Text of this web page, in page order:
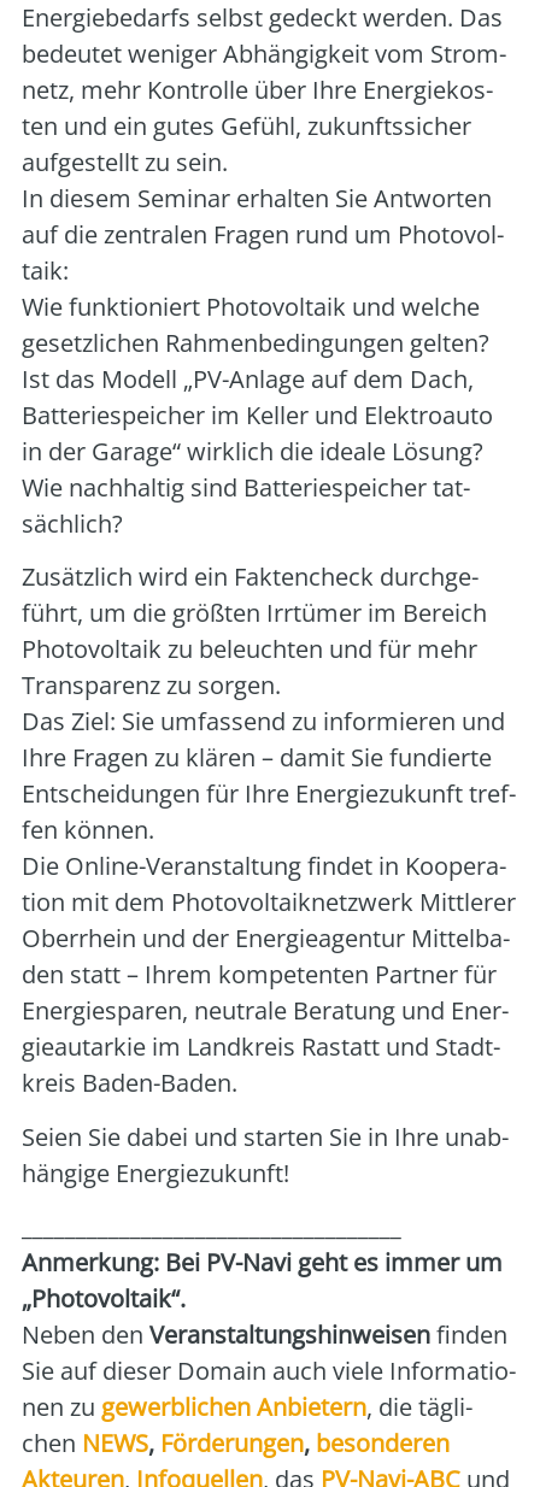
Ener­gie­be­darfs selbst gedeckt wer­den. Das
bedeu­tet weni­ger Abhän­gig­keit vom Strom­
netz, mehr Kon­trol­le über Ihre Ener­gie­kos­
ten und ein gutes Gefühl, zukunfts­si­cher
auf­ge­stellt zu sein.
In die­sem Semi­nar erhal­ten Sie Ant­wor­ten
auf die zen­tra­len Fra­gen rund um Pho­to­vol­
ta­ik:
Wie funk­tio­niert Pho­to­vol­ta­ik und wel­che
gesetz­li­chen Rah­men­be­din­gun­gen gel­ten?
Ist das Modell „PV-Anla­ge auf dem Dach,
Bat­te­rie­spei­cher im Kel­ler und Elek­tro­au­to
in der Gara­ge“ wirk­lich die idea­le Lösung?
Wie nach­hal­tig sind Bat­te­rie­spei­cher tat­
säch­lich?
Zusätz­lich wird ein Fak­ten­check durch­ge­
führt, um die größ­ten Irr­tü­mer im Bereich
Pho­to­vol­ta­ik zu beleuch­ten und für mehr
Trans­pa­renz zu sor­gen.
Das Ziel: Sie umfas­send zu infor­mie­ren und
Ihre Fra­gen zu klä­ren – damit Sie fun­dier­te
Ent­schei­dun­gen für Ihre Ener­gie­zu­kunft tref­
fen kön­nen.
Die Online-Ver­an­stal­tung fin­det in Koope­ra­
ti­on mit dem Pho­to­vol­ta­ik­netz­werk Mitt­le­rer
Ober­rhein und der Ener­gie­agen­tur Mit­tel­ba­
den statt – Ihrem kom­pe­ten­ten Part­ner für
Ener­gie­spa­ren, neu­tra­le Bera­tung und Ener­
gie­aut­ar­kie im Land­kreis Ras­tatt und Stadt­
kreis Baden-Baden.
Sei­en Sie dabei und star­ten Sie in Ihre unab­
hän­gi­ge Ener­gie­zu­kunft!
Anmer­kung: Bei PV-Navi geht es immer um
„Pho­to­vol­ta­ik“.
Neben den Ver­an­stal­tungs­hin­wei­senfin­den
Sie auf die­ser Domain auch vie­le Infor­ma­tio­
nen zu gewerb­li­chen Anbie­tern, die täg­li­
chen NEWS, För­de­run­gen, beson­de­ren
Akteu­ren, Info­quel­len, das PV-Navi-ABC und